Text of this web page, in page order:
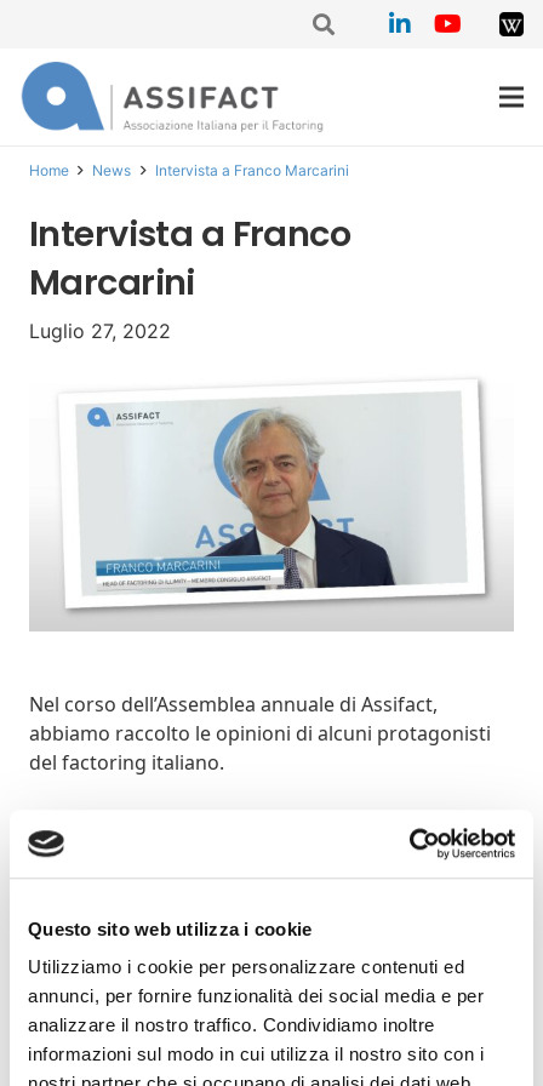
Questo sito web utilizza i cookie
Utilizziamo i cookie per personalizzare contenuti ed
annunci, per fornire funzionalità dei social media e per
analizzare il nostro traffico. Condividiamo inoltre
informazioni sul modo in cui utilizza il nostro sito con i
Home News Intervista a Franco Marcarini
Intervista a Franco
Marcarini
Luglio 27, 2022
Nel corso dell’Assemblea annuale di Assifact,
abbiamo raccolto le opinioni di alcuni protagonisti
del factoring italiano.
pandemia di essere in grado di sostenere le
imprese, di adattarsi al contesto e alle nuove
caratterizzato da una infrastruttura tecnologica
evoluta. Anche le banche operati nel mercato del
factoring hanno messo in campo soluzioni
innovative e risorse per sostenere le imprese.